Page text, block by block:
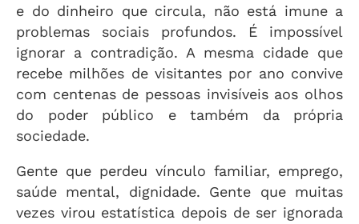
e do dinheiro que circula, não está imune a
problemas sociais profundos. É impossível
ignorar a contradição. A mesma cidade que
recebe milhões de visitantes por ano convive
com centenas de pessoas invisíveis aos olhos
do poder público e também da própria
sociedade.
Gente que perdeu vínculo familiar, emprego,
saúde mental, dignidade. Gente que muitas
vezes virou estatística depois de ser ignorada